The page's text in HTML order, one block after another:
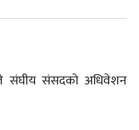
संघीय संसदको अधिवेशन